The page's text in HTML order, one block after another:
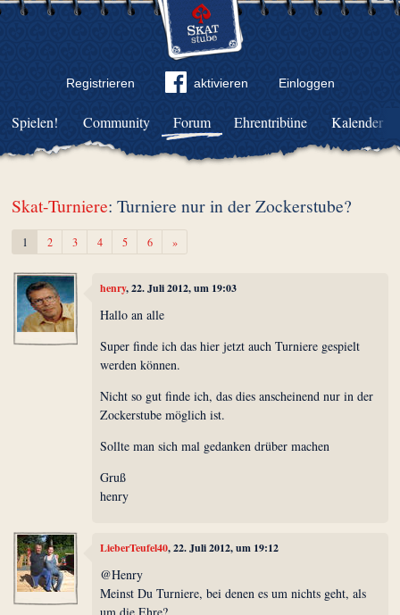
Registrieren aktivieren Einloggen
Community Forum Ehrentribüne Kalender
Spielen!
Skat-Turniere: Turniere nur in der Zockerstube?
1 2 3 4 5 6 »Weiter
henry, 22. Juli 2012, um 19:03
Hallo an alle
Super finde ich das hier jetzt auch Turniere gespielt
werden können.
Nicht so gut finde ich, das dies anscheinend nur in der
Zockerstube möglich ist.
Sollte man sich mal gedanken drüber machen
Gruß
henry
LieberTeufel40, 22. Juli 2012, um 19:12
@Henry
Meinst Du Turniere, bei denen es um nichts geht, als